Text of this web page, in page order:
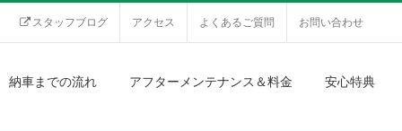
スタッフブログ アクセス よくあるご質問 お問い合わせ
納車までの流れ アフターメンテナンス＆料金 安心特典